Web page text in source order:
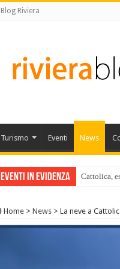
Blog Riviera
Turismo Eventi News
Eventi in Evidenza Cattolica,
Home > News > La neve a